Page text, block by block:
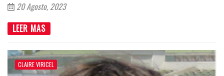
20 Agosto, 2023
LEER MAS
CLAIRE VIRICEL